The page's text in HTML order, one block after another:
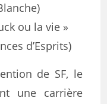
ou la vie »
d’Esprits)
de SF, le
une carrière